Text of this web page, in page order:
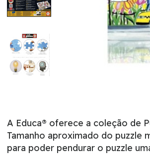
A Educa® oferece a coleção de
Tamanho aproximado do puzzle
para poder pendurar o puzzle